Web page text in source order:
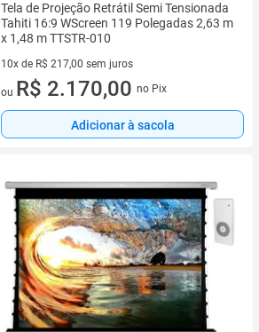
Tela de Projeção Retrátil Semi Tensionada
Tahiti 16:9 WScreen 119 Polegadas 2,63 m
x 1,48 m TTSTR-010
10x de R$ 217,00 sem juros
10 vez de R$ 217,00 sem juros
ou R$ 2.170,00 no Pix
Adicionar à sacola